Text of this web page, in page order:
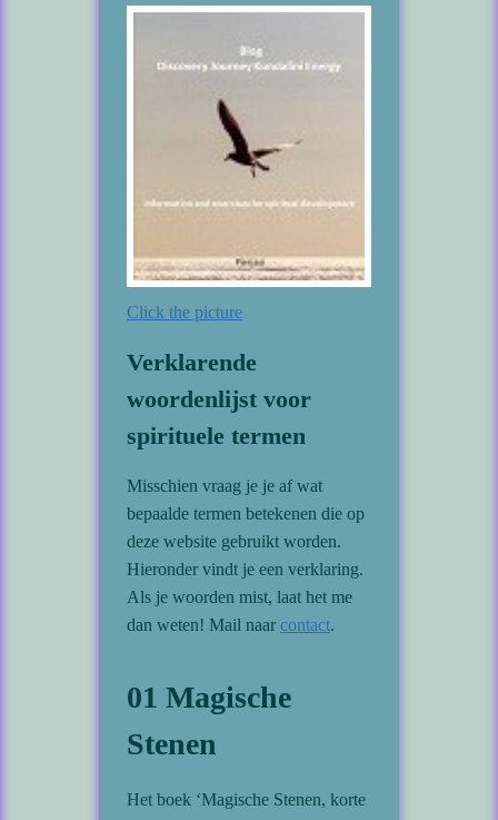
Click the picture
Verklarende
woordenlijst voor
spirituele termen
Misschien vraag je je af wat
bepaalde termen betekenen die op
deze website gebruikt worden.
Hieronder vindt je een verklaring.
Als je woorden mist, laat het me
dan weten! Mail naar contact.
01 Magische
Stenen
Het boek ‘Magische Stenen, korte